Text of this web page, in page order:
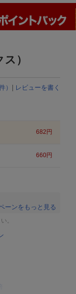
）
） | レビューを書く
682 円
660円
ーンをもっと見る
。